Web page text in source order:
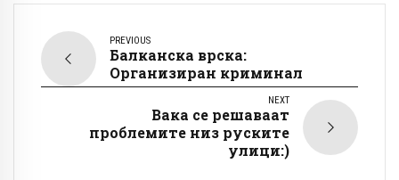
PREVIOUS
Балканска врска:
Организиран криминал
NEXT
Вака се решаваат
проблемите низ руските
улици:)